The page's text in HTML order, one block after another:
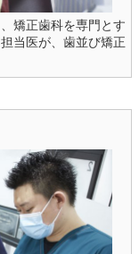
矯正歯科を専門とす
当医が、歯並び矯正